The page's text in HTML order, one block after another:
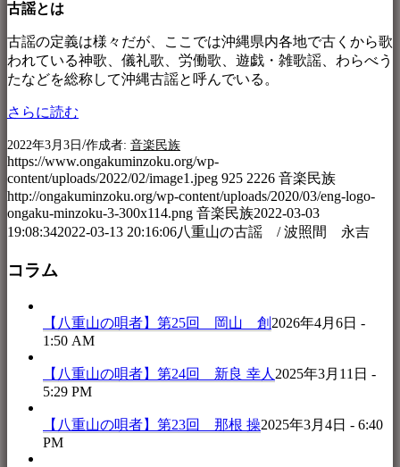
古謡とは
古謡の定義は様々だが、ここでは沖縄県内各地で古くから歌
われている神歌、儀礼歌、労働歌、遊戯・雑歌謡、わらべう
たなどを総称して沖縄古謡と呼んでいる。
さらに読む
2022年3月3日 /作成者: 音楽民族
https://www.ongakuminzoku.org/wp-
content/uploads/2022/02/image1.jpeg 925 2226 音楽民族
http://ongakuminzoku.org/wp-content/uploads/2020/03/eng-logo-
ongaku-minzoku-3-300x114.png 音楽民族2022-03-03
19:08:342022-03-13 20:16:06八重山の古謡 / 波照間 永吉
コラム
【八重山の唄者】第25回 岡山 創2026年4月6日 -
1:50 AM
【八重山の唄者】第24回 新良 幸人2025年3月11日 -
5:29 PM
【八重山の唄者】第23回 那根 操2025年3月4日 - 6:40
PM